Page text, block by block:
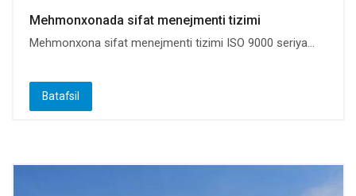
Mehmonxonada sifat menejmenti tizimi
Mehmonxona sifat menejmenti tizimi ISO 9000 seriya...
Batafsil